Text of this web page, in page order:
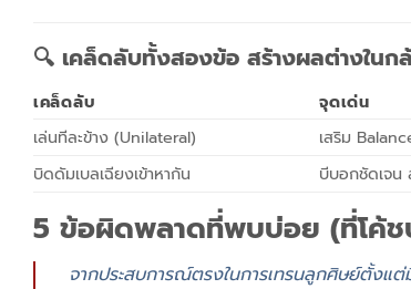
🔍 เคล็ดลับทั้งสองข้อ สร้างผลต่างในก
เคล็ดลับ จุดเด่น
เล่นทีละข้าง (Unilateral)
เสริม
บิดดัมเบลเฉียงเข้าหากัน
บีบอกชัดเจน
5 ข้อผิดพลาดที่พบบ่อย (ที่โค้ช
จากประสบการณ์ตรงในการเทรนลูกศิษย์ตั้งแ